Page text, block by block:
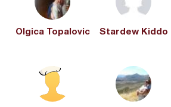
Olgica Topalovic Stardew Kiddo